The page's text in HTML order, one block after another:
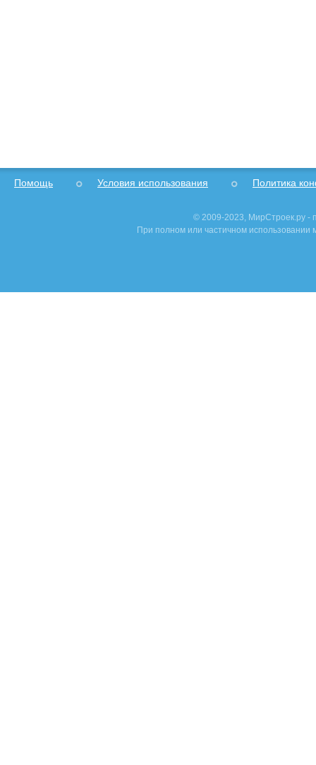
Помощь Условия использования Политика
© 2009-2023, МирСтроек.ру -
При полном или частичном использовании